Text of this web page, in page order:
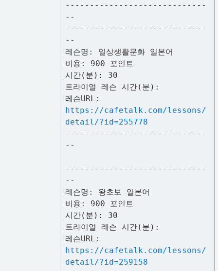
-----------------------------
--
-----------------------------
--
레슨명: 일상생활문화 일본어
비용: 900 포인트
시간(분): 30
트라이얼 레슨 시간(분):
레슨URL:
https://cafetalk.com/lessons/
detail/?id=255778
-----------------------------
--
-----------------------------
--
레슨명: 왕초보 일본어
비용: 900 포인트
시간(분): 30
트라이얼 레슨 시간(분):
레슨URL:
https://cafetalk.com/lessons/
detail/?id=259158